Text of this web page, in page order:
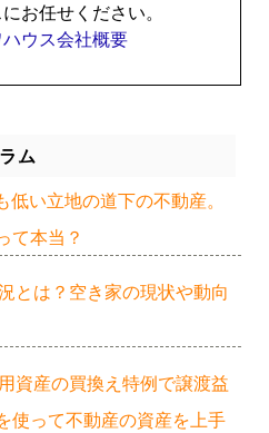
お任せください。
ウス会社概要
ム
低い立地の道下の不動産。
て本当？
とは？空き家の現状や動向
資産の買換え特例で譲渡益
使って不動産の資産を上手